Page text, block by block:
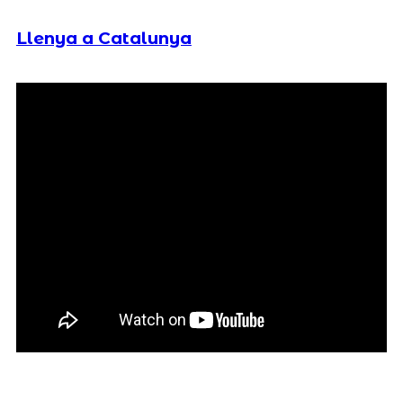
Llenya a Catalunya